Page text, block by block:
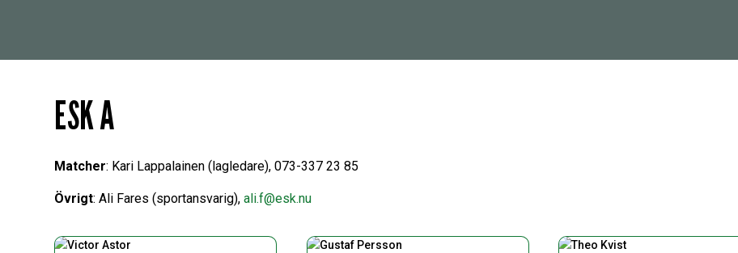
ESK A
Matcher: Kari Lappalainen (lagledare), 073-337 23 85
Övrigt: Ali Fares (sportansvarig),ali.f@esk.nu